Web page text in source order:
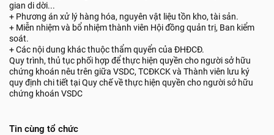
gian di dời...
+ Phương án xử lý hàng hóa, nguyên vật liệu tồn kho, tài sản.
+ Miễn nhiệm và bổ nhiệm thành viên Hội đồng quản trị, Ban kiểm
soát.
+ Các nội dung khác thuộc thẩm quyển của ĐHĐCĐ.
Quy trình, thủ tục phối hợp để thực hiện quyền cho người sở hữu
chứng khoán nêu trên giữa VSDC, TCĐKCK và Thành viên lưu ký
quy định chi tiết tại Quy chế về thực hiện quyền cho người sở hữu
chứng khoán VSDC
Tin cùng tổ chức